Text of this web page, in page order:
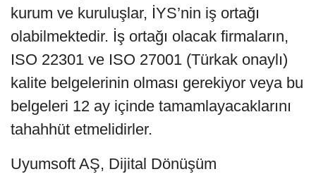
kurum ve kuruluşlar, İYS’nin iş ortağı
olabilmektedir. İş ortağı olacak firmaların,
ISO 22301 ve ISO 27001 (Türkak onaylı)
kalite belgelerinin olması gerekiyor veya bu
belgeleri 12 ay içinde tamamlayacaklarını
tahahhüt etmelidirler.
Uyumsoft AŞ, Dijital Dönüşüm